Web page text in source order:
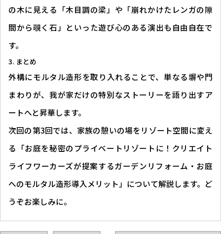
の木に見える「木目調の梁」や「崩れかけたレンガの隙
間から覗く石」といった遊び心のある演出も自由自在で
す。
まとめ
外構にモルタル造形を取り入れることで、単なる塀や門
まわりが、我が家だけの特別なストーリーを語り出すア
ートへと昇華します。
次回の第3回では、家族の憩いの場をリゾート空間に変え
る「お庭を秘密のプライベートリゾートに！クリエイト
ライフワーカーズが提案するガーデンリフォーム・お庭
へのモルタル造形導入メリット」について解説します。ど
うぞお楽しみに。